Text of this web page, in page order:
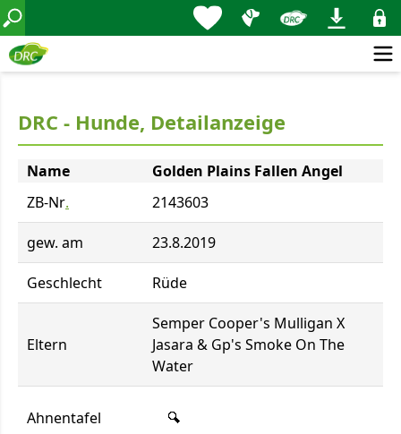
DRC - Hunde, Detailanzeige
Name
Golden Plains Fallen Angel
ZB-Nr. 2143603
gew. am 23.8.2019
Geschlecht Rüde
Eltern
Semper Cooper's Mulligan X
Jasara & Gp's Smoke On The
Water
Ahnentafel